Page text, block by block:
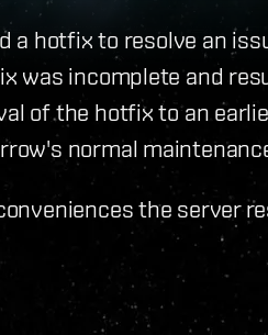
a hotfix to resolve an
was incomplete and
of the hotfix to an
normal
the server